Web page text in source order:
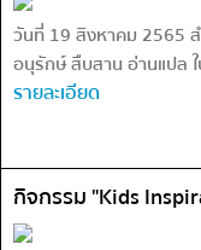
วันที่ 19 สิงหาคม 2565
อนุรักษ์ สืบสาน อ่านแปล
รายละเอียด
กิจกรรม "Kids